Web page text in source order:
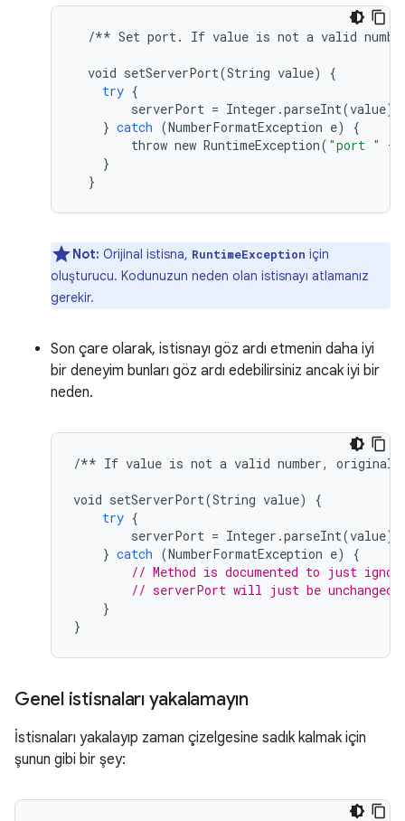
/** Set port. If value is not a valid
void setServerPort(String value)
{
try {
serverPort = Integer .parseInt(value);
} catch (NumberFormatException e)
{
throw new RuntimeException( "port " +
}
}
Not: Orijinal istisna, RuntimeException için
oluşturucu. Kodunuzun neden olan istisnayı atlamanız
gerekir.
Son çare olarak, istisnayı göz ardı etmenin daha iyi
bir deneyim bunları göz ardı edebilirsiniz ancak iyi bir
neden.
/** If value is not a valid number, original
void setServerPort(String value)
{
try {
serverPort = Integer .parseInt(value);
} catch (NumberFormatException e)
{
// Method is documented to just
// serverPort will just be unchanged.
}
}
Genel istisnaları yakalamayın
İstisnaları yakalayıp zaman çizelgesine sadık kalmak için
şunun gibi bir şey: